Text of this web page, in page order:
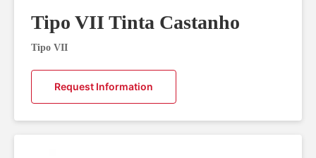
Tipo VII Tinta Castanho
Tipo VII
Request Information